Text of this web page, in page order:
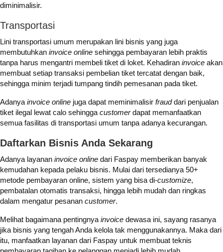
diminimalisir.
Transportasi
Lini transportasi umum merupakan lini bisnis yang juga
membutuhkan invoice online sehingga pembayaran lebih praktis
tanpa harus mengantri membeli tiket di loket. Kehadiran invoice akan
membuat setiap transaksi pembelian tiket tercatat dengan baik,
sehingga minim terjadi tumpang tindih pemesanan pada tiket.
Adanya invoice online juga dapat meminimalisir frauddari penjualan
tiket ilegal lewat calo sehingga customerdapat memanfaatkan
semua fasilitas di transportasi umum tanpa adanya kecurangan.
Daftarkan Bisnis Anda Sekarang
Adanya layanan invoice online dari Faspay memberikan banyak
kemudahan kepada pelaku bisnis. Mulai dari tersedianya 50+
metode pembayaran online, sistem yang bisa di-customize,
pembatalan otomatis transaksi, hingga lebih mudah dan ringkas
dalam mengatur pesanan customer.
Melihat bagaimana pentingnya invoice dewasa ini, sayang rasanya
jika bisnis yang tengah Anda kelola tak menggunakannya. Maka dari
itu, manfaatkan layanan dari Faspay untuk membuat teknis